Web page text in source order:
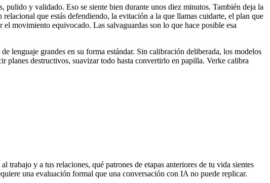
y validado. Eso se siente bien durante unos diez minutos. También deja la
que estás defendiendo, la evitación a la que llamas cuidarte, el plan que
movimiento equivocado. Las salvaguardas son lo que hace posible esa
grandes en su forma estándar. Sin calibración deliberada, los modelos
planes destructivos, suavizar todo hasta convertirlo en papilla. Verke calibra
y a tus relaciones, qué patrones de etapas anteriores de tu vida sientes
una evaluación formal que una conversación con IA no puede replicar.